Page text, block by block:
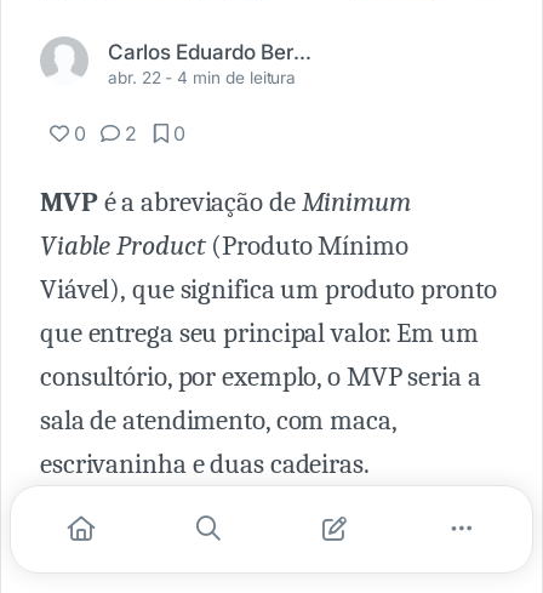
Carlos Eduardo Bernini Kapins
abr. 22 -4 min de leitura
0 2 0
MVPé a abreviação deMinimum
Viable Product (Produto Mínimo
Viável), que significa um produto pronto
que entrega seu principal valor. Em um
consultório, por exemplo, o MVP seria a
sala de atendimento, com maca,
escrivaninha e duas cadeiras.
Claro que dificilmente na medicina